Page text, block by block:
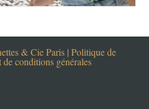
& Cie Paris | Politique de
conditions générales